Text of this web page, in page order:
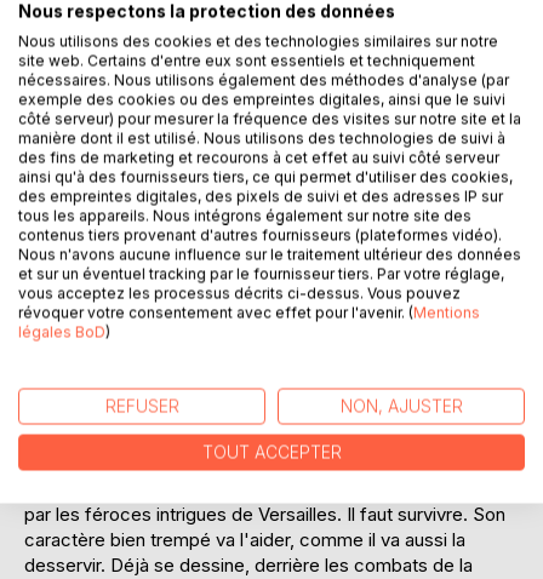
Ajouter à ma liste d'envies
Laisser un avis
DESCRIPTION
Marie-Antoinette vient d'arriver en France. Mariée d'office
(comme toute sa fratrie), selon des calculs stratégiques
aussi marié d'office, elle a quitté pour toujours son pays, sa
famille, ses amis, ses racines les plus profondes. Elle est
attendue... Sur ses épaules d'adolescente pèsent
d'énormes enjeux politiques dont elle n'a que vaguement
par les féroces intrigues de Versailles. Il faut survivre. Son
caractère bien trempé va l'aider, comme il va aussi la
desservir. Déjà se dessine, derrière les combats de la
Nous respectons la protection des données
Nous utilisons des cookies et des technologies similaires sur notre
site web. Certains d'entre eux sont essentiels et techniquement
nécessaires. Nous utilisons également des méthodes d'analyse (par
exemple des cookies ou des empreintes digitales, ainsi que le suivi
côté serveur) pour mesurer la fréquence des visites sur notre site et la
manière dont il est utilisé. Nous utilisons des technologies de suivi à
des fins de marketing et recourons à cet effet au suivi côté serveur
ainsi qu'à des fournisseurs tiers, ce qui permet d'utiliser des cookies,
des empreintes digitales, des pixels de suivi et des adresses IP sur
tous les appareils. Nous intégrons également sur notre site des
contenus tiers provenant d'autres fournisseurs (plateformes vidéo).
Nous n'avons aucune influence sur le traitement ultérieur des données
et sur un éventuel tracking par le fournisseur tiers. Par votre réglage,
vous acceptez les processus décrits ci-dessus. Vous pouvez
révoquer votre consentement avec effet pour l'avenir. (Mentions
légales BoD)
REFUSER NON, AJUSTER
TOUT ACCEPTER